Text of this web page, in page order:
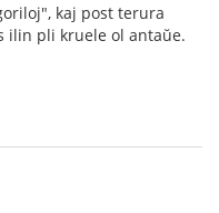
kaj post terura
ilin pli kruele ol antaŭe.